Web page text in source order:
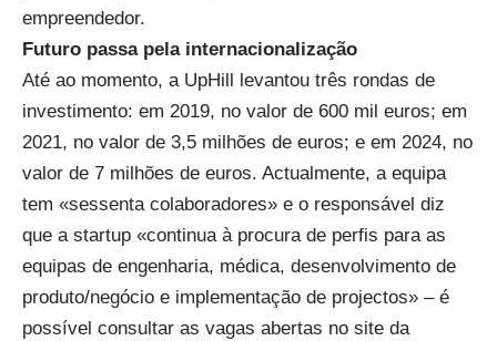
empreendedor.
Futuro passa pela internacionalização
Até ao momento, a UpHill levantou três rondas de
investimento: em 2019, no valor de 600 mil euros; em
2021, no valor de 3,5 milhões de euros; e em 2024, no
valor de 7 milhões de euros. Actualmente, a equipa
tem «sessenta colaboradores» e o responsável diz
que a startup «continua à procura de perfis para as
equipas de engenharia, médica, desenvolvimento de
produto/negócio e implementação de projectos» – é
possível consultar as vagas abertas no site da